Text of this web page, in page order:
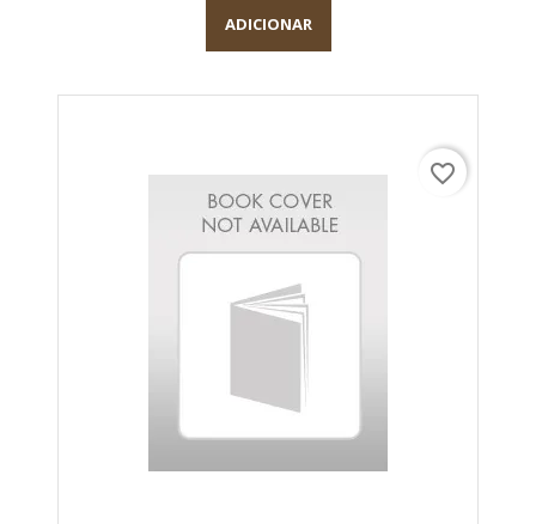
ADICIONAR
favorite_border